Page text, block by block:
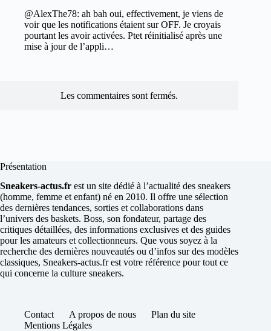
@AlexThe78: ah bah oui, effectivement, je viens de
voir que les notifications étaient sur OFF. Je croyais
pourtant les avoir activées. Ptet réinitialisé après une
mise à jour de l’appli…
Les commentaires sont fermés.
Présentation
Sneakers-actus.fr est un site dédié à l’actualité des sneakers
(homme, femme et enfant) né en 2010. Il offre une sélection
des dernières tendances, sorties et collaborations dans
l’univers des baskets. Boss, son fondateur, partage des
critiques détaillées, des informations exclusives et des guides
pour les amateurs et collectionneurs. Que vous soyez à la
recherche des dernières nouveautés ou d’infos sur des modèles
classiques, Sneakers-actus.fr est votre référence pour tout ce
qui concerne la culture sneakers.
Contact A propos de nous
Plan du site
Mentions Légales